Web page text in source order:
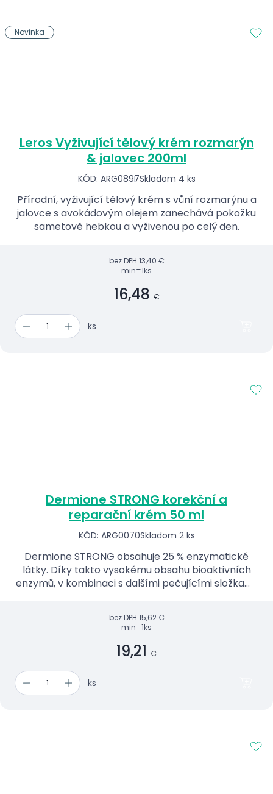
Leros Vyživující tělový krém rozmarýn
& jalovec 200ml
KÓD: ARG0897Skladom 4 ks
Přírodní, vyživující tělový krém s vůní rozmarýnu a
jalovce s avokádovým olejem zanechává pokožku
sametově hebkou a vyživenou po celý den.
bez DPH 13,40 €
min=1ks
16,48 €
ks
Novinka
Dermione STRONG korekční a
reparační krém 50 ml
KÓD: ARG0070Skladom 2 ks
Dermione STRONG obsahuje 25 % enzymatické
látky. Díky takto vysokému obsahu bioaktivních
enzymů, v kombinaci s dalšími pečujícími složkami,
bez DPH 15,62 €
min=1ks
19,21 €
ks